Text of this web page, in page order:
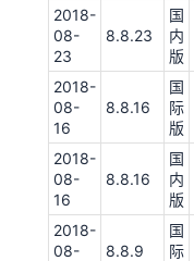
2018-
08-
23
8.8.23
国
内
版
2018-
08-
16
8.8.16
国
际
版
2018-
08-
16
8.8.16
国
内
版
2018-
08-
8.8.9
国
际